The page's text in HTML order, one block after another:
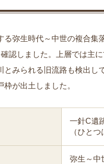
弥生時代～中世の複合集
確認しました。上層では主
とみられる旧流路も検出
が出土しました。
一針C遺
（ひと
弥生～中